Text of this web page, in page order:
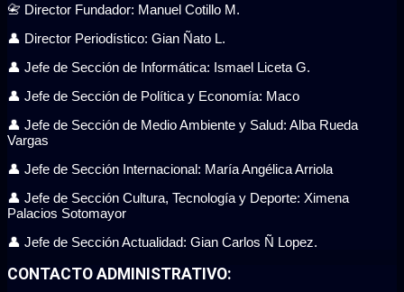
📇 Director Fundador: Manuel Cotillo M.
👤 Director Periodístico: Gian Ñato L.
👤 Jefe de Sección de Informática: Ismael Liceta G.
👤 Jefe de Sección de Política y Economía: Maco
👤 Jefe de Sección de Medio Ambiente y Salud: Alba Rueda
Vargas
👤 Jefe de Sección Internacional: María Angélica Arriola
👤 Jefe de Sección Cultura, Tecnología y Deporte: Ximena
Palacios Sotomayor
👤 Jefe de Sección Actualidad: Gian Carlos Ñ Lopez.
CONTACTO ADMINISTRATIVO: